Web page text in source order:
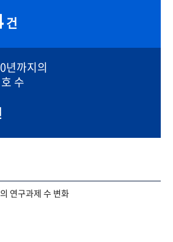
건
년까지의
수
연구과제 수 변화